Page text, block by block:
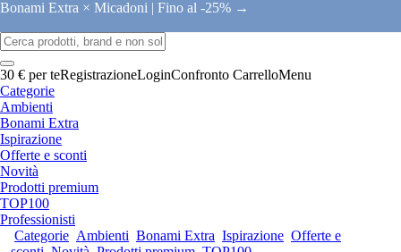
Bonami Extra × Micadoni | Fino al -25% →
30 € per teRegistrazioneLoginConfronto CarrelloMenu
Categorie
Ambienti
Bonami Extra
Ispirazione
Offerte e sconti
Novità
Prodotti premium
TOP100
Professionisti
Categorie Ambienti Bonami Extra Ispirazione Offerte e